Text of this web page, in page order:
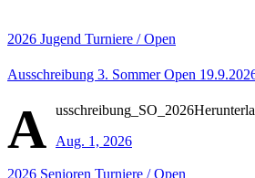
2026 Jugend Turniere / Open
Ausschreibung 3. Sommer Open
A Aug. 1, 2026
2026 Senioren Turniere / Open